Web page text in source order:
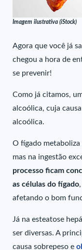
Imagem ilustrativa (iStock)
Agora que você já
chegou a hora de
se prevenir!
Como já citamos,
alcoólica, cuja
alcoólica.
O fígado
mas na ingestão
processo ficam
as células do fígado
afetando o bom
Já na esteatose
ser diversas. A
causa sobrepeso e